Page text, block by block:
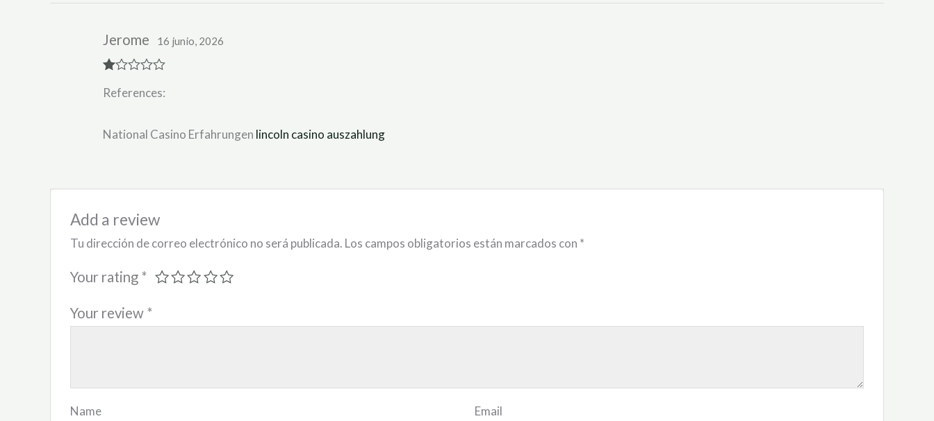
at
ou
t
Jerome 16 junio, 2026
References:
National Casino Erfahrungen lincoln casino auszahlung
Add a review
Tu dirección de correo electrónico no será publicada. Los campos obligatorios están marcados con *
Your rating *
Your review *
Name Email